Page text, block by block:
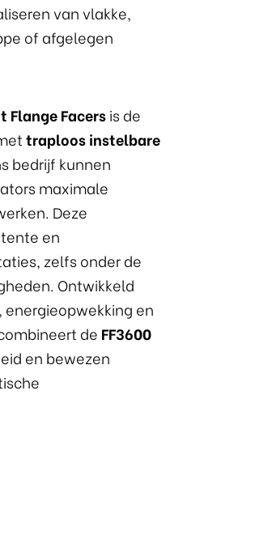
van vlakke,
of afgelegen
Flange Facersis de
traploos instelbare
bedrijf kunnen
maximale
Deze
en
zelfs onder de
Ontwikkeld
en
de FF3600
en bewezen